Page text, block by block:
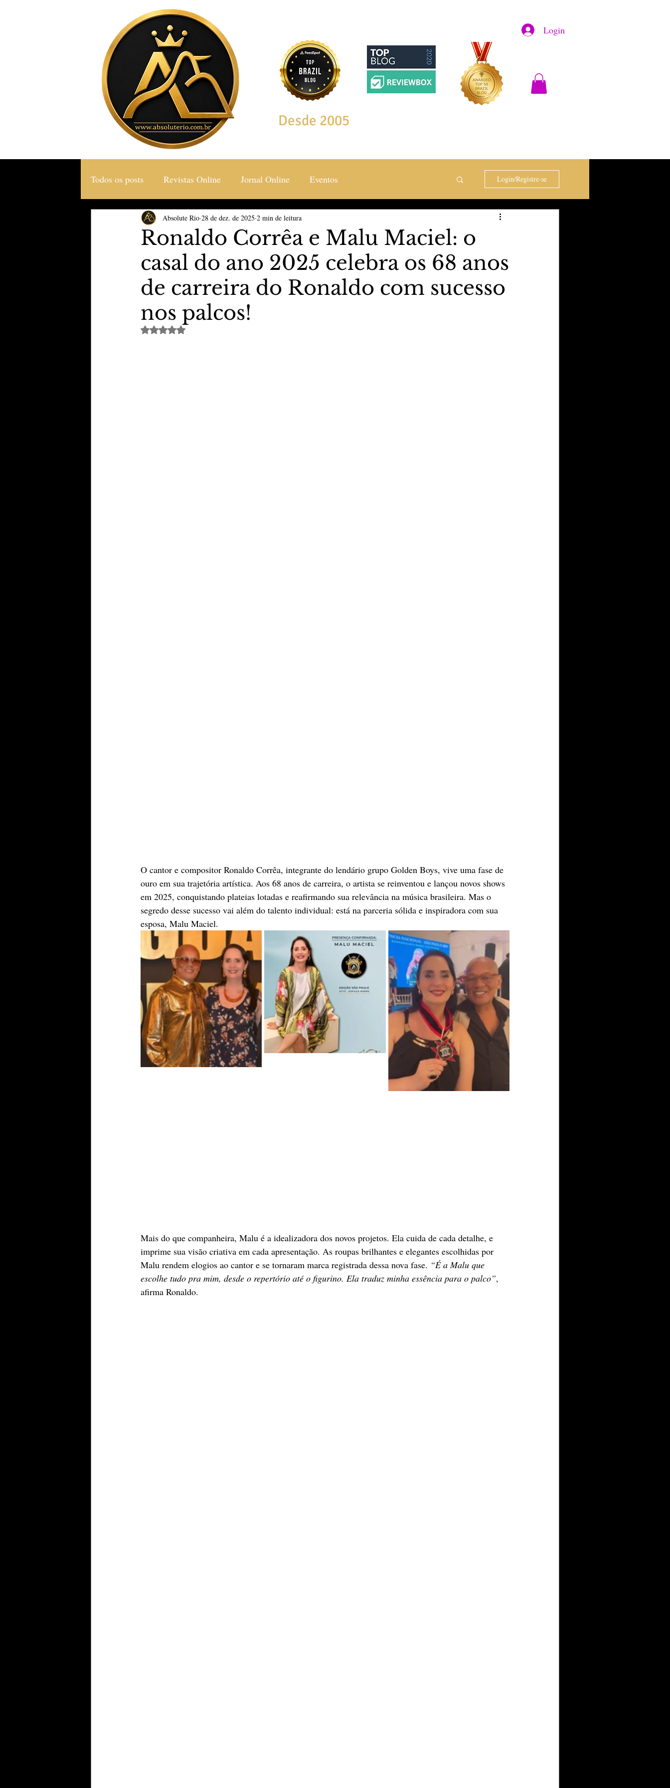
Login
Desde 2005
Todos os posts Revistas Online Jornal Online Eventos
Gastronomia & Turismo Social & Estilos Saúde & Bem Estar
TheVipClubBusiness Revistas The Vip Club Business Marujo Carioca
Educação & Tecnologia Esporte & Lazer Carnaval São Paulo Negocio
Login/Registre-se
Ronaldo Corrêa e Malu Maciel: o
casal do ano 2025 celebra os 68 anos
de carreira do Ronaldo com sucesso
nos palcos!
Absolute Rio 28 de dez. de 2025 2 min de leitura
Avaliado com NaN de 5 estrelas.
O cantor e compositor Ronaldo Corrêa, integrante do lendário grupo Golden Boys, vive uma fase de
ouro em sua trajetória artística. Aos 68 anos de carreira, o artista se reinventou e lançou novos shows
em 2025, conquistando plateias lotadas e reafirmando sua relevância na música brasileira. Mas o
segredo desse sucesso vai além do talento individual: está na parceria sólida e inspiradora com sua
esposa, Malu Maciel.
Mais do que companheira, Malu é a idealizadora dos novos projetos. Ela cuida de cada detalhe, e
imprime sua visão criativa em cada apresentação. As roupas brilhantes e elegantes escolhidas por
Malu rendem elogios ao cantor e se tornaram marca registrada dessa nova fase. “É a Malu que
escolhe tudo pra mim, desde o repertório até o figurino. Ela traduz minha essência para o palco”,
afirma Ronaldo.